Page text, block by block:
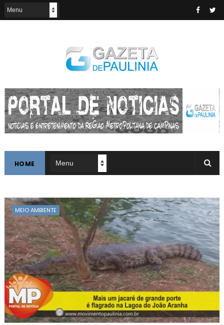
HOME
MEIO AMBIENTE